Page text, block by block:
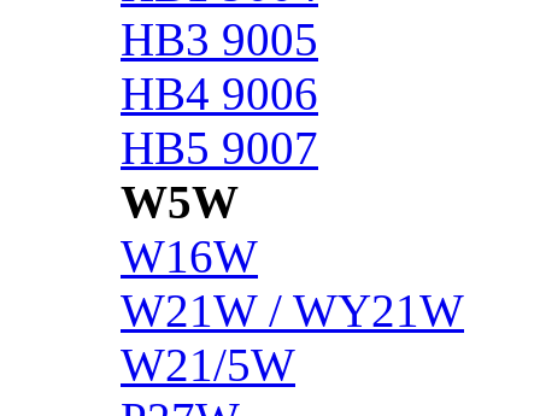
HB3 9005
HB4 9006
HB5 9007
W5W
W16W
W21W / WY21W
W21/5W